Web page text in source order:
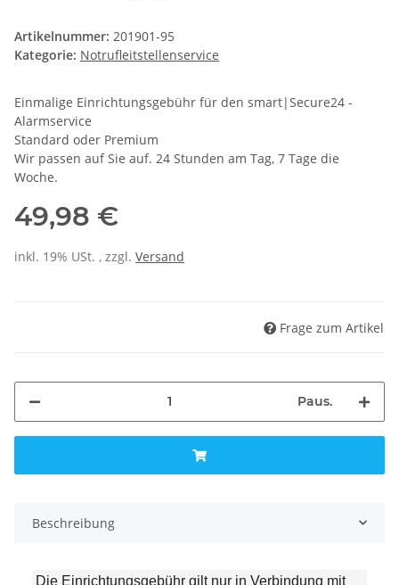
Artikelnummer: 201901-95
Kategorie: Notrufleitstellenservice
Einmalige Einrichtungsgebühr für den smart|Secure24 -
Alarmservice
Standard oder Premium
Wir passen auf Sie auf. 24 Stunden am Tag, 7 Tage die
Woche.
49,98 €
inkl. 19% USt. , zzgl. Versand
Frage zum Artikel
Paus.
Beschreibung
Die Einrichtungsgebühr gilt nur in Verbindung mit